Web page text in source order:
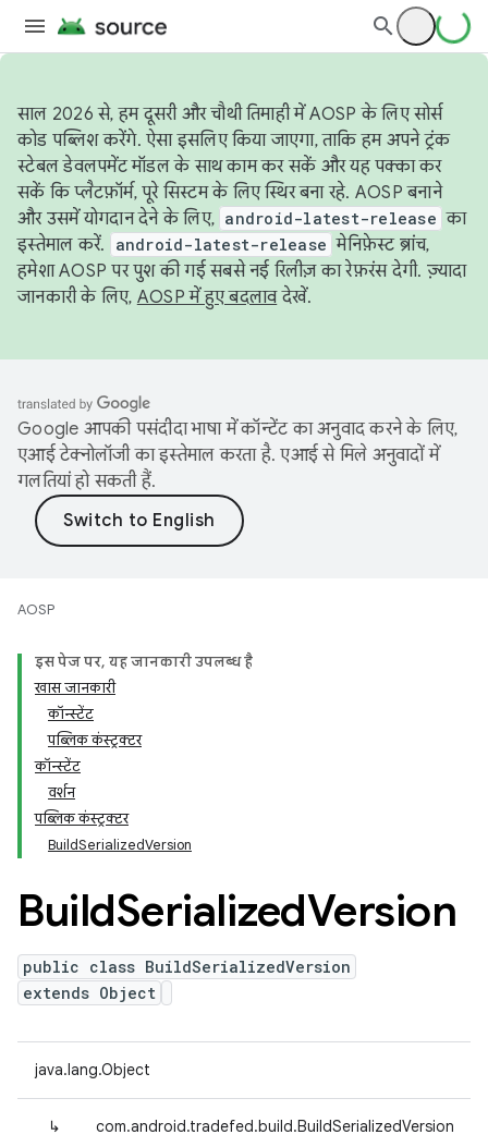
साल 2026 से, हम दूसरी और चौथी तिमाही में AOSP के लिए सोर्स
कोड पब्लिश करेंगे. ऐसा इसलिए किया जाएगा, ताकि हम अपने ट्रंक
स्टेबल डेवलपमेंट मॉडल के साथ काम कर सकें और यह पक्का कर
सकें कि प्लैटफ़ॉर्म, पूरे सिस्टम के लिए स्थिर बना रहे. AOSP बनाने
और उसमें योगदान देने के लिए, android-latest-release का
इस्तेमाल करें.
android-latest-release मेनिफ़ेस्ट ब्रांच,
हमेशा AOSP पर पुश की गई सबसे नई रिलीज़ का रेफ़रंस देगी. ज़्यादा
जानकारी के लिए, AOSP में हुए बदलावदेखें.
Google आपकी पसंदीदा भाषा में कॉन्टेंट का अनुवाद करने के लिए,
एआई टेक्नोलॉजी का इस्तेमाल करता है. एआई से मिले अनुवादों में
गलतियां हो सकती हैं.
AOSP
इस पेज पर, यह जानकारी उपलब्ध है
खास जानकारी
कॉन्स्टेंट
पब्लिक कंस्ट्रक्टर
कॉन्स्टेंट
वर्शन
पब्लिक कंस्ट्रक्टर
BuildSerializedVersion
BuildSerializedVersion
public class BuildSerializedVersion
extends Object
java.lang.Object
↳ com.android.tradefed.build.BuildSerializedVersion